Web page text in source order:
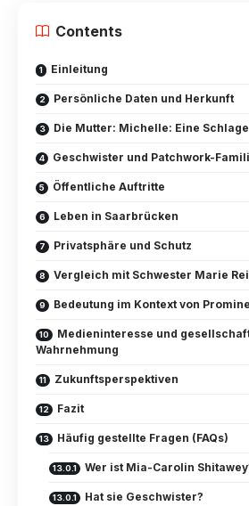
Contents
Einleitung
Persönliche Daten und Herkunft
Die Mutter: Michelle: Eine
Geschwister und Patchwork-
Öffentliche Auftritte
Leben in Saarbrücken
Privatsphäre und Schutz
Vergleich mit Schwester Marie
Bedeutung im Kontext von
Medieninteresse und
Wahrnehmung
Zukunftsperspektiven
Fazit
Häufig gestellte Fragen (FAQs)
Wer ist Mia-Carolin
Hat sie Geschwister?